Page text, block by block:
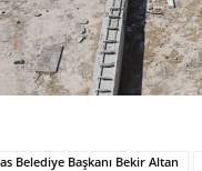
Belediye Başkanı Bekir Altan